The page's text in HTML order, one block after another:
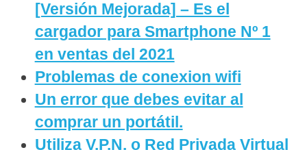
[Versión Mejorada] – Es el
cargador para Smartphone Nº 1
en ventas del 2021
Problemas de conexion wifi
Un error que debes evitar al
comprar un portátil.
Utiliza V.P.N. o Red Privada Virtual